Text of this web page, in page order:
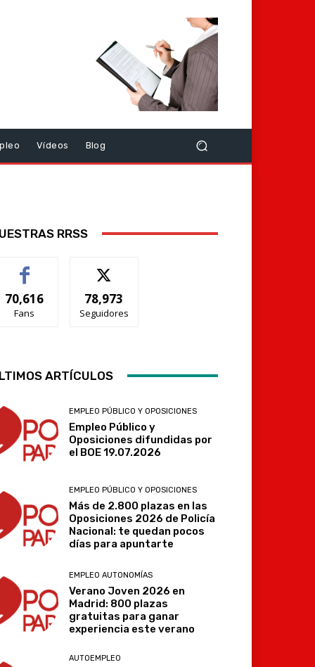
Vídeos Blog
Telegram
RRSS
70,616
Fans
78,973
Seguidores
ARTÍCULOS
EMPLEO PÚBLICO Y OPOSICIONES
Empleo Público y
Oposiciones difundidas por
el BOE 19.07.2026
EMPLEO PÚBLICO Y OPOSICIONES
Más de 2.800 plazas en las
Oposiciones 2026 de Policía
Nacional: te quedan pocos
días para apuntarte
EMPLEO AUTONOMÍAS
Verano Joven 2026 en
Madrid: 800 plazas
gratuitas para ganar
experiencia este verano
AUTOEMPLEO